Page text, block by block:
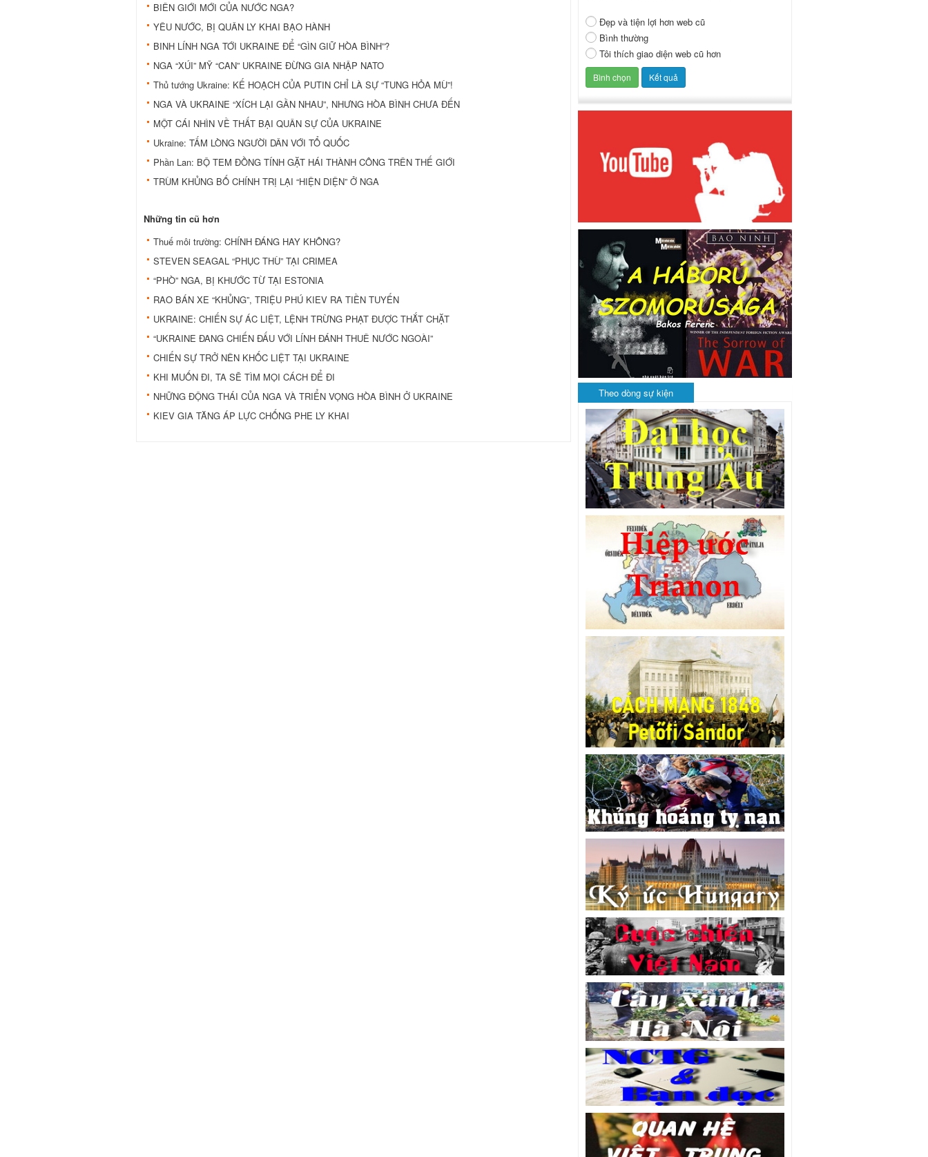
BIÊN GIỚI MỚI CỦA NƯỚC NGA?
YÊU NƯỚC, BỊ QUÂN LY KHAI BẠO HÀNH
BINH LÍNH NGA TỚI UKRAINE ĐỂ “GÌN GIỮ HÒA BÌNH”?
NGA “XÚI” MỸ “CAN” UKRAINE ĐỪNG GIA NHẬP NATO
Thủ tướng Ukraine: KẾ HOẠCH CỦA PUTIN CHỈ LÀ SỰ “TUNG HỎA MÙ”!
NGA VÀ UKRAINE “XÍCH LẠI GẦN NHAU”, NHƯNG HÒA BÌNH CHƯA ĐẾN
MỘT CÁI NHÌN VỀ THẤT BẠI QUÂN SỰ CỦA UKRAINE
Ukraine: TẤM LÒNG NGƯỜI DÂN VỚI TỔ QUỐC
Phần Lan: BỘ TEM ĐỒNG TÍNH GẶT HÁI THÀNH CÔNG TRÊN THẾ GIỚI
TRÙM KHỦNG BỐ CHÍNH TRỊ LẠI “HIỆN DIỆN” Ở NGA
Những tin cũ hơn
Thuế môi trường: CHÍNH ĐÁNG HAY KHÔNG?
STEVEN SEAGAL “PHỤC THÙ” TẠI CRIMEA
“PHÒ” NGA, BỊ KHƯỚC TỪ TẠI ESTONIA
RAO BÁN XE “KHỦNG”, TRIỆU PHÚ KIEV RA TIỀN TUYẾN
UKRAINE: CHIẾN SỰ ÁC LIỆT, LỆNH TRỪNG PHẠT ĐƯỢC THẮT CHẶT
“UKRAINE ĐANG CHIẾN ĐẤU VỚI LÍNH ĐÁNH THUÊ NƯỚC NGOÀI”
CHIẾN SỰ TRỞ NÊN KHỐC LIỆT TẠI UKRAINE
KHI MUỐN ĐI, TA SẼ TÌM MỌI CÁCH ĐỂ ĐI
NHỮNG ĐỘNG THÁI CỦA NGA VÀ TRIỂN VỌNG HÒA BÌNH Ở UKRAINE
KIEV GIA TĂNG ÁP LỰC CHỐNG PHE LY KHAI
Đẹp và tiện lợi hơn web cũ
Bình thường
Tôi thích giao diện web cũ hơn
Theo dòng sự kiện